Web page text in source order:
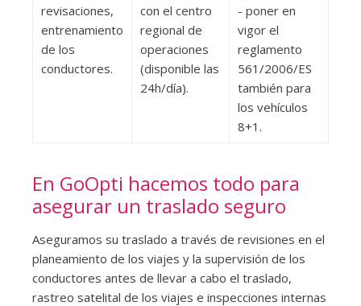
revisaciones,
entrenamiento
de los
conductores.
con el centro
regional de
operaciones
(disponible las
24h/día).
- poner en
vigor el
reglamento
561/2006/ES
también para
los vehículos
8+1.
En GoOpti hacemos todo para
asegurar un traslado seguro
Aseguramos su traslado a través de revisiones en el
planeamiento de los viajes y la supervisión de los
conductores antes de llevar a cabo el traslado,
rastreo satelital de los viajes e inspecciones internas